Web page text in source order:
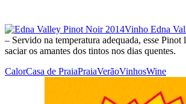
Vinho Edna
– Servido na temperatura adequada, esse Pinot
saciar os amantes dos tintos nos dias quentes.
CalorCasa de PraiaPraiaVerãoVinhosWine